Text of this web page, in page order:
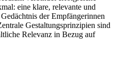
eine klare, relevante und
der Empfängerinnen
Gestaltungsprinzipien sind
Relevanz in Bezug auf